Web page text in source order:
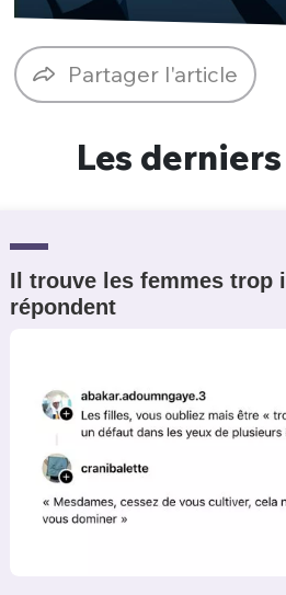
Partager l'article
Les
Il trouve les femmes trop
répondent
Un
C'EST PARTI